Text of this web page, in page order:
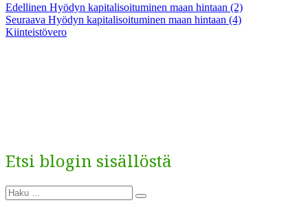
Artikkelien
selaus
Edellinen Edellinen
artikkeli:
Hyödyn kapitalisoituminen maan hintaan (2)
Seuraava Seuraava
artikkeli:
Hyödyn kapitalisoituminen maan hintaan (4)
Kiinteistövero
Etsi blogin sisällöstä
Etsi:
Haku